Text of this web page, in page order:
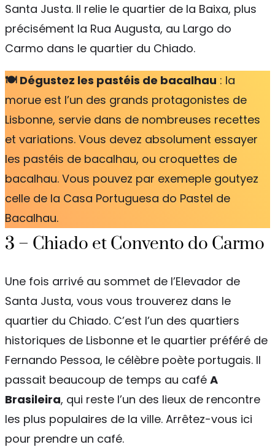
Santa Justa. Il relie le quartier de la Baixa, plus
précisément la Rua Augusta, au Largo do
Carmo dans le quartier du Chiado.
🍽️ Dégustez les pastéis de bacalhau : la
morue est l’un des grands protagonistes de
Lisbonne, servie dans de nombreuses recettes
et variations. Vous devez absolument essayer
les pastéis de bacalhau, ou croquettes de
bacalhau. Vous pouvez par exemeple goutyez
celle de la Casa Portuguesa do Pastel de
Bacalhau.
3 – Chiado et Convento do Carmo
Une fois arrivé au sommet de l’Elevador de
Santa Justa, vous vous trouverez dans le
quartier du Chiado. C’est l’un des quartiers
historiques de Lisbonne et le quartier préféré de
Fernando Pessoa, le célèbre poète portugais. Il
passait beaucoup de temps au café A
Brasileira, qui reste l’un des lieux de rencontre
les plus populaires de la ville. Arrêtez-vous ici
pour prendre un café.